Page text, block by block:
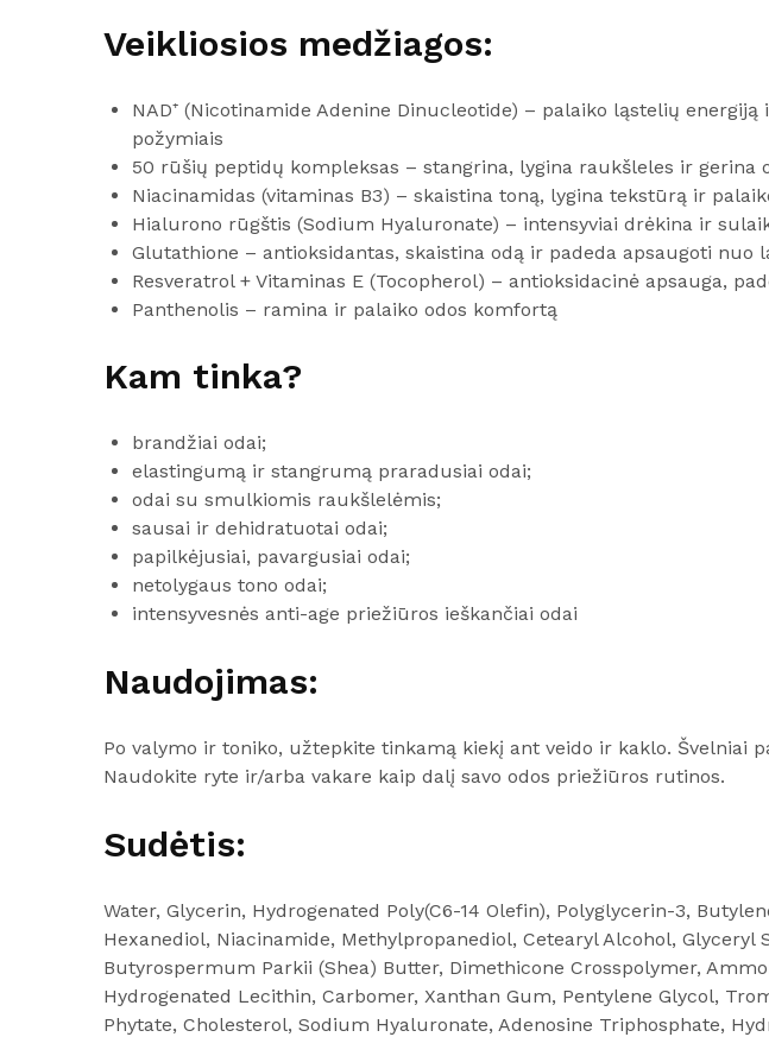
Veikliosios medžiagos:
NAD⁺ (Nicotinamide Adenine Dinucleotide) – palaiko ląstelių
požymiais
50 rūšių peptidų kompleksas – stangrina, lygina raukšleles ir gerina
Niacinamidas (vitaminas B3) – skaistina toną, lygina tekstūrą ir
Hialurono rūgštis (Sodium Hyaluronate) – intensyviai drėkina ir
Glutathione – antioksidantas, skaistina odą ir padeda apsaugoti nuo
Resveratrol + Vitaminas E (Tocopherol) – antioksidacinė apsauga,
Panthenolis – ramina ir palaiko odos komfortą
Kam tinka?
brandžiai odai;
elastingumą ir stangrumą praradusiai odai;
odai su smulkiomis raukšlelėmis;
sausai ir dehidratuotai odai;
papilkėjusiai, pavargusiai odai;
netolygaus tono odai;
intensyvesnės anti-age priežiūros ieškančiai odai
Naudojimas:
Po valymo ir toniko, užtepkite tinkamą kiekį ant veido ir kaklo. Švelniai
Naudokite ryte ir/arba vakare kaip dalį savo odos priežiūros rutinos.
Sudėtis:
Water, Glycerin, Hydrogenated Poly(C6-14 Olefin), Polyglycerin-3,
Hexanediol, Niacinamide, Methylpropanediol, Cetearyl Alcohol,
Butyrospermum Parkii (Shea) Butter, Dimethicone Crosspolymer,
Hydrogenated Lecithin, Carbomer, Xanthan Gum, Pentylene Glycol,
Phytate, Cholesterol, Sodium Hyaluronate, Adenosine Triphosphate,